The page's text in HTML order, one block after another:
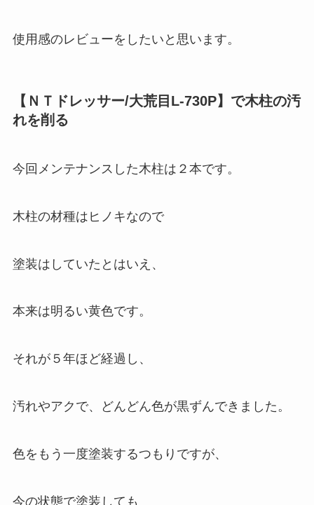
使用感のレビューをしたいと思います。
【ＮＴドレッサー/大荒目L-730P】で木柱の汚
れを削る
今回メンテナンスした木柱は２本です。
木柱の材種はヒノキなので
塗装はしていたとはいえ、
本来は明るい黄色です。
それが５年ほど経過し、
汚れやアクで、どんどん色が黒ずんできました。
色をもう一度塗装するつもりですが、
今の状態で塗装しても